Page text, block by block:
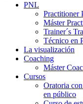
PNL
Practitioner
Máster
Trainer´s
Técnico en
La visualización
Coaching
Máster
Cursos
Oratoria
en público